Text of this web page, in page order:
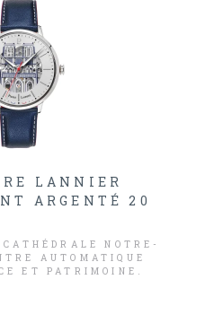
LANNIER
ARGENTÉ 20
NOTRE-
AUTOMATIQUE
ET PATRIMOINE.